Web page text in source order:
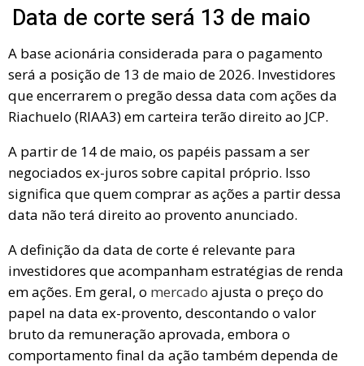
Data de corte será 13 de maio
A base acionária considerada para o pagamento
será a posição de 13 de maio de 2026. Investidores
que encerrarem o pregão dessa data com ações da
Riachuelo (RIAA3) em carteira terão direito ao JCP.
A partir de 14 de maio, os papéis passam a ser
negociados ex-juros sobre capital próprio. Isso
significa que quem comprar as ações a partir dessa
data não terá direito ao provento anunciado.
A definição da data de corte é relevante para
investidores que acompanham estratégias de renda
em ações. Em geral, o mercado ajusta o preço do
papel na data ex-provento, descontando o valor
bruto da remuneração aprovada, embora o
comportamento final da ação também dependa de